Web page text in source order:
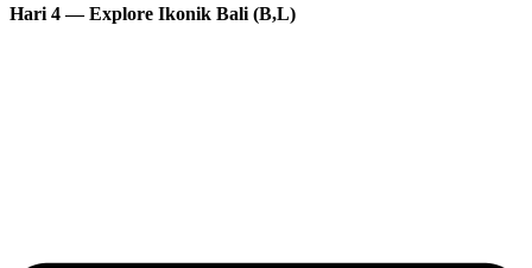
Hari 4 — Explore Ikonik Bali (B,L)